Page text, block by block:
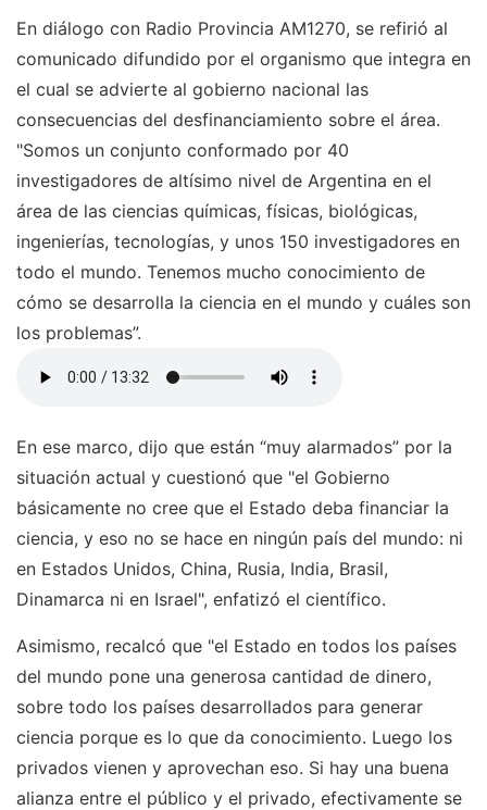
En diálogo con Radio Provincia AM1270, se refirió al
comunicado difundido por el organismo que integra en
el cual se advierte al gobierno nacional las
consecuencias del desfinanciamiento sobre el área.
"Somos un conjunto conformado por 40
investigadores de altísimo nivel de Argentina en el
área de las ciencias químicas, físicas, biológicas,
ingenierías, tecnologías, y unos 150 investigadores en
todo el mundo. Tenemos mucho conocimiento de
cómo se desarrolla la ciencia en el mundo y cuáles son
los problemas”.
En ese marco, dijo que están “muy alarmados” por la
situación actual y cuestionó que "el Gobierno
básicamente no cree que el Estado deba financiar la
ciencia, y eso no se hace en ningún país del mundo: ni
en Estados Unidos, China, Rusia, India, Brasil,
Dinamarca ni en Israel", enfatizó el científico.
Asimismo, recalcó que "el Estado en todos los países
del mundo pone una generosa cantidad de dinero,
sobre todo los países desarrollados para generar
ciencia porque es lo que da conocimiento. Luego los
privados vienen y aprovechan eso. Si hay una buena
alianza entre el público y el privado, efectivamente se